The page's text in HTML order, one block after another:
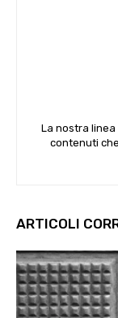
La nostra
contenuti
ARTICOLI